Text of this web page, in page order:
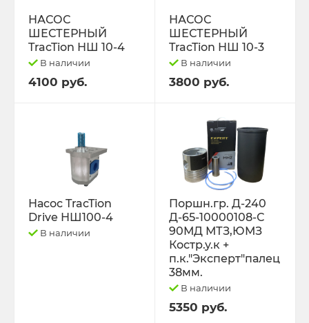
НАСОС
ШЕСТЕРНЫЙ
TracTion НШ 10-4
В наличии
4100 руб.
НАСОС
ШЕСТЕРНЫЙ
TracTion НШ 10-3
В наличии
3800 руб.
Насос TracTion
Drive НШ100-4
В наличии
Поршн.гр. Д-240
Д-65-10000108-С
90МД МТЗ,ЮМЗ
Костр.у.к +
п.к."Эксперт"палец
38мм.
В наличии
5350 руб.
Свободный код
СЕЛЬХОЗ-МАШИНЫ
ТО-49 , ТО-30. ТО-28
ТОПЛИВОПРОВОДЫ.
Трактор ДТ-175 (ВОЛГАРЬ). ВТ-100
Трактор ДТ-75,Т-4,ТДТ-55 дв.А-41/01,